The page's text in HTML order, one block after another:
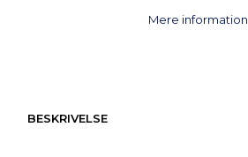
Mere information
BESKRIVELSE